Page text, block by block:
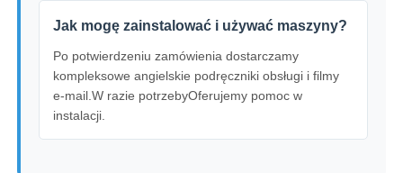
Jak mogę zainstalować i używać maszyny?
Po potwierdzeniu zamówienia dostarczamy
kompleksowe angielskie podręczniki obsługi i filmy
e-mail.W razie potrzebyOferujemy pomoc w
instalacji.